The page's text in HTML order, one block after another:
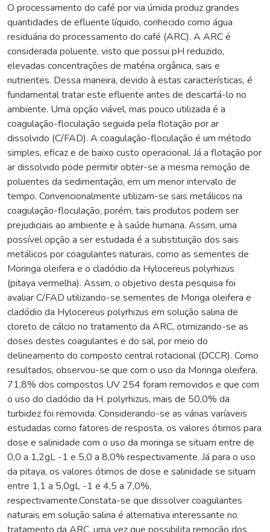
O processamento do café por via úmida produz grandes
quantidades de efluente líquido, conhecido como água
residuária do processamento do café (ARC). A ARC é
considerada poluente, visto que possui pH reduzido,
elevadas concentrações de matéria orgânica, sais e
nutrientes. Dessa maneira, devido à estas características, é
fundamental tratar este efluente antes de descartá-lo no
ambiente. Uma opção viável, mas pouco utilizada é a
coagulação-floculação seguida pela flotação por ar
dissolvido (C/FAD). A coagulação-floculação é um método
simples, eficaz e de baixo custo operacional. Já a flotação por
ar dissolvido pode permitir obter-se a mesma remoção de
poluentes da sedimentação, em um menor intervalo de
tempo. Convencionalmente utilizam-se sais metálicos na
coagulação-floculação, porém, tais produtos podem ser
prejudiciais ao ambiente e à saúde humana. Assim, uma
possível opção a ser estudada é a substituição dos sais
metálicos por coagulantes naturais, como as sementes de
Moringa oleifera e o cladódio da Hylocereus polyrhizus
(pitaya vermelha). Assim, o objetivo desta pesquisa foi
avaliar C/FAD utilizando-se sementes de Moriga oleifera e
cladódio da Hylocereus polyrhizus em solução salina de
cloreto de cálcio no tratamento da ARC, otimizando-se as
doses destes coagulantes e do sal, por meio do
delineamento do composto central rotacional (DCCR). Como
resultados, observou-se que com o uso da Moringa oleifera,
71,8% dos compostos UV 254 foram removidos e que com
o uso do cladódio da H. polyrhizus, mais de 50,0% da
turbidez foi removida. Considerando-se as várias varíaveis
estudadas como fatores de resposta, os valores ótimos para
dose e salinidade com o uso da moringa se situam entre de
0,0 a 1,2gL -1 e 5,0 a 8,0% respectivamente. Já para o uso
da pitaya, os valores ótimos de dose e salinidade se situam
entre 1,1 a 5,0gL -1 e 4,5 a 7,0%,
respectivamente.Constata-se que dissolver coagulantes
naturais em solução salina é alternativa interessante no